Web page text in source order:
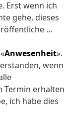
Erst wenn ich
gehe, dieses
…
Anwesenheit».
wenn
Termin erhalten
ich habe dies